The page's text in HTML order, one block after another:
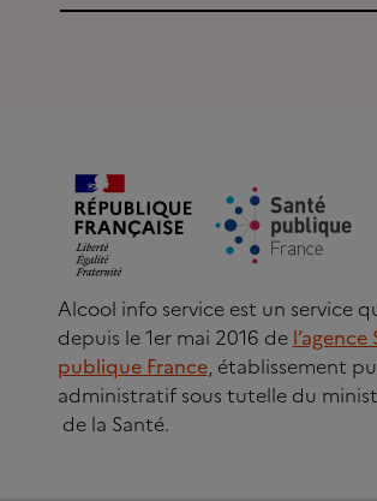
Alcool info service est un service
depuis le 1er mai 2016 de l’agence
publique France, établissement
administratif sous tutelle du
de la Santé.